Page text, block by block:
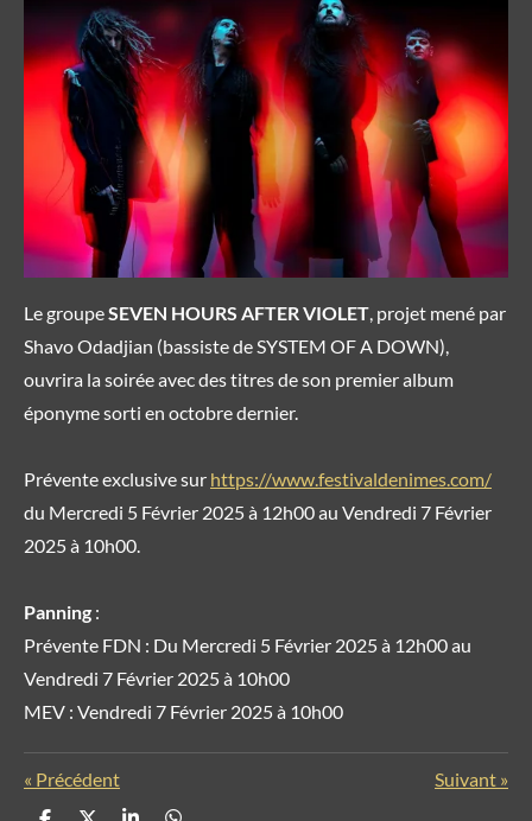
Le groupeSEVEN HOURS AFTER VIOLET, projet mené par
Shavo Odadjian (bassiste de SYSTEM OF A DOWN),
ouvrira la soirée avec des titres de son premier album
éponyme sorti en octobre dernier.
Prévente exclusive sur https://www.festivaldenimes.com/
du Mercredi 5 Février 2025 à 12h00 au Vendredi 7 Février
2025 à 10h00.
Panning :
Prévente FDN : Du Mercredi 5 Février 2025 à 12h00 au
Vendredi 7 Février 2025 à 10h00
MEV : Vendredi 7 Février 2025 à 10h00
« Précédent Suivant »